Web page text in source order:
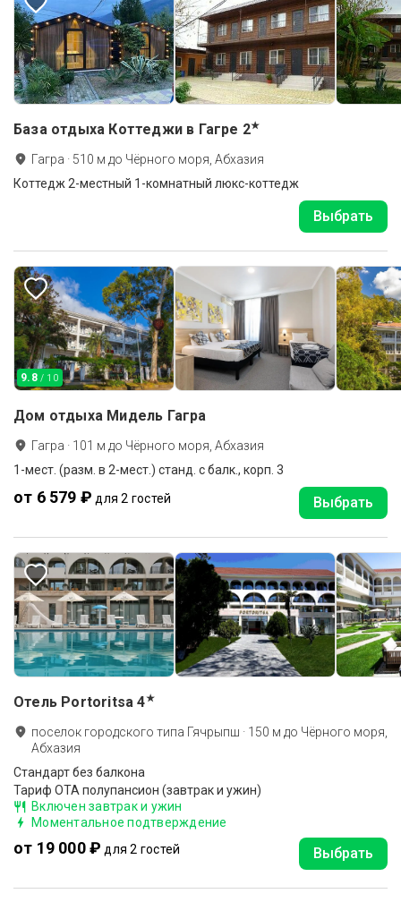
База отдыха Коттеджи в Гагре 2★
Гагра · 510 м до Чёрного моря, Абхазия
Коттедж 2-местный 1-комнатный люкс-коттедж
Выбрать
9.8 / 10
Дом отдыха Мидель Гагра
Гагра · 101 м до Чёрного моря, Абхазия
1-мест. (разм. в 2-мест.) станд. с балк., корп. 3
от 6 579 ₽ для 2 гостей Выбрать
Отель Portoritsa 4★
поселок городского типа Гячрыпш · 150 м до Чёрного моря,
Абхазия
Стандарт без балкона
Тариф OTA полупансион (завтрак и ужин)
Включен завтрак и ужин
Моментальное подтверждение
от 19 000 ₽ для 2 гостей Выбрать